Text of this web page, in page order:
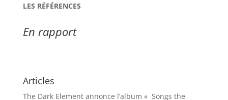
LES RÉFÉRENCES
En rapport
Articles
The Dark Element annonce l’album « Songs the